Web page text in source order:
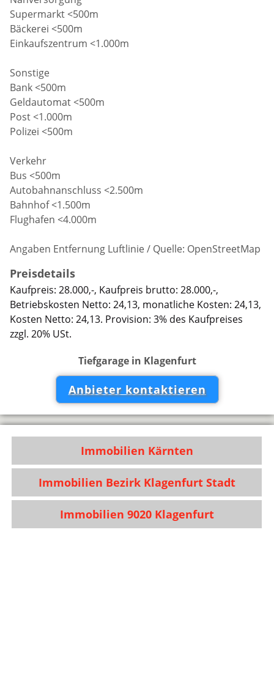
Supermarkt <500m
Bäckerei <500m
Einkaufszentrum <1.000m
Sonstige
Bank <500m
Geldautomat <500m
Post <1.000m
Polizei <500m
Verkehr
Bus <500m
Autobahnanschluss <2.500m
Bahnhof <1.500m
Flughafen <4.000m
Angaben Entfernung Luftlinie / Quelle: OpenStreetMap
Preisdetails
Kaufpreis: 28.000,-, Kaufpreis brutto: 28.000,-,
Betriebskosten Netto: 24,13, monatliche Kosten: 24,13,
Kosten Netto: 24,13. Provision: 3% des Kaufpreises
zzgl. 20% USt.
Tiefgarage in Klagenfurt
Anbieter kontaktieren
Immobilien Kärnten
Immobilien Bezirk Klagenfurt Stadt
Immobilien 9020 Klagenfurt